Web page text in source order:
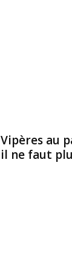
Vipères au
il ne faut